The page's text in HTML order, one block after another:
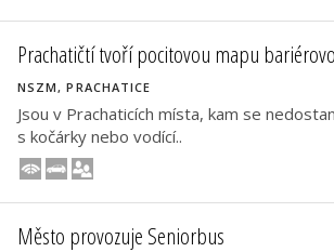
Prachatičtí tvoří pocitovou mapu
NSZM, PRACHATICE
Jsou v Prachaticích místa, kam se
s kočárky nebo vodící..
Město provozuje Seniorbus